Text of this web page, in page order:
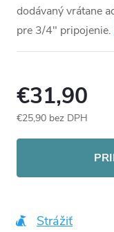
dodávaný vrátane
pre 3/4" pripojenie.
€31,90
€25,90 bez DPH
Strážiť